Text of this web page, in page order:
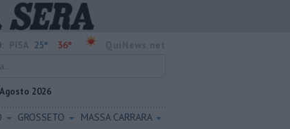
25° 36°
2026
GROSSETO MASSA CARRARA